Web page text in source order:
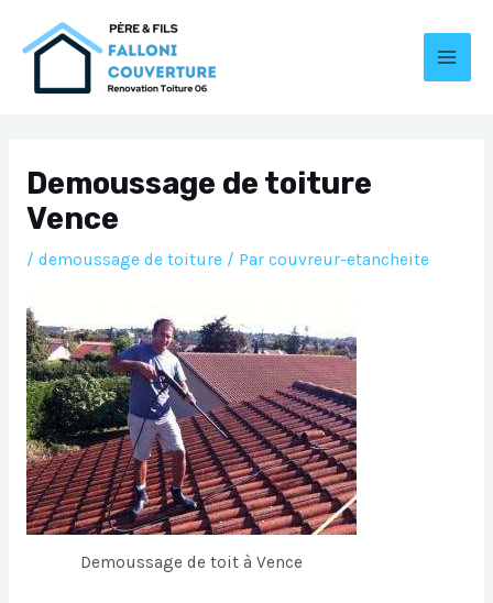
Demoussage de toiture
Vence
/ demoussage de toiture/ Par couvreur-etancheite
Demoussage de toit à Vence